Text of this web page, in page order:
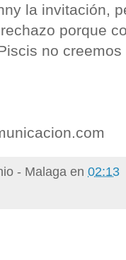
la invitación,
porque
no
- Malaga en 02:13